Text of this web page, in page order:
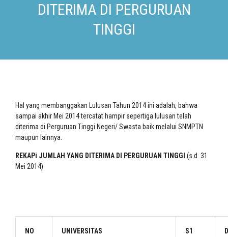
DITERIMA DI PERGURUAN
TINGGI
Hal yang membanggakan Lulusan Tahun 2014 ini adalah, bahwa
sampai akhir Mei 2014 tercatat hampir sepertiga lulusan telah
diterima di Perguruan Tinggi Negeri/ Swasta baik melalui SNMPTN
maupun lainnya.
REKAPi JUMLAH YANG DITERIMA DI PERGURUAN TINGGI (s.d 31
Mei 2014)
NO UNIVERSITAS S1